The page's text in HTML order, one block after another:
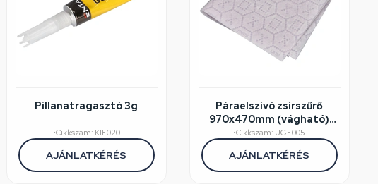
Pillanatragasztó 3g
•Cikkszám: KIE020
AJÁNLATKÉRÉS
Páraelszívó zsírszűrő
970x470mm (vágható)
140g/m2 telítettség
jelzővel UGF015 / SIF002
WPRO eredeti 1db
•Cikkszám: UGF005
AJÁNLATKÉRÉS